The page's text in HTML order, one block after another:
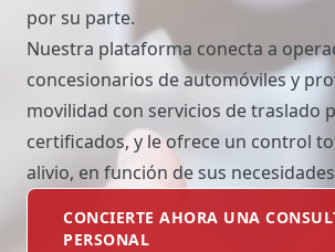
por su parte.
Nuestra plataforma conecta a
concesionarios de automóviles y
movilidad con servicios de traslado
certificados, y le ofrece un control
alivio, en función de sus
CONCIERTE AHORA UNA
PERSONAL